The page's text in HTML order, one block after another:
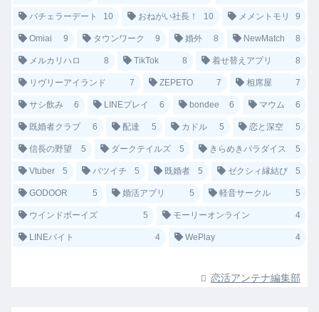
バチェラーデート 10 おねがい社長！ 10 メメントモリ 9
Omiai 9 タウンワーク 9 婚外 8 NewMatch 8
メルカリハロ 8 TikTok 8 着せ替えアプリ 8
リヴリーアイランド 7 ZEPETO 7 相席屋 7
サシ飲み 6 LINEプレイ 6 bondee 6 マウム 6
既婚者クラブ 6 配達 5 カドル 5 恋と深空 5
信長の野望 5 ダークテイルズ 5 きらめきパラダイス 5
Vtuber 5 バツイチ 5 既婚者 5 ゼクシィ縁結び 5
GODOOR 5 婚活アプリ 5 軽音サークル 5
ウインドボーイズ 5 モーリーオンライン 4
LINEバイト 4 WePlay 4
恋活アンテナ編集部